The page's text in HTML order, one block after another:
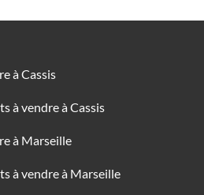
à Cassis
à vendre à Cassis
à Marseille
à vendre à Marseille